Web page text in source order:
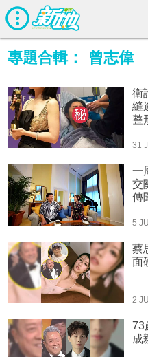
專題合輯： 曾志偉
衛
縫
整
31
一
交
傳
5
蔡
面
2
73
成